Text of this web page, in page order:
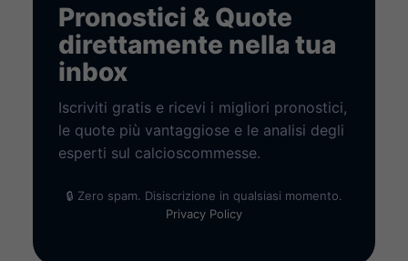
Pronostici & Quote
direttamente nella tua
inbox
Iscriviti gratis e ricevi i migliori pronostici,
le quote più vantaggiose e le analisi degli
esperti sul calcioscommesse.
🔒 Zero spam. Disiscrizione in qualsiasi momento.
Privacy Policy